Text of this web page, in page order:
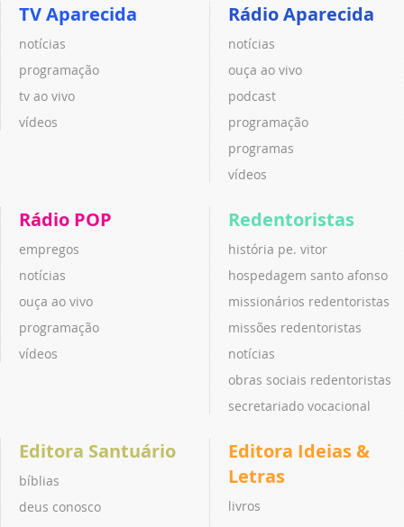
TV Aparecida
notícias
programação
tv ao vivo
vídeos
Rádio Aparecida
notícias
ouça ao vivo
podcast
programação
programas
vídeos
Rádio POP
empregos
notícias
ouça ao vivo
programação
vídeos
Redentoristas
história pe. vitor
hospedagem santo afonso
missionários redentoristas
missões redentoristas
notícias
obras sociais redentoristas
secretariado vocacional
Editora Santuário
bíblias
deus conosco
Editora Ideias &
Letras
livros